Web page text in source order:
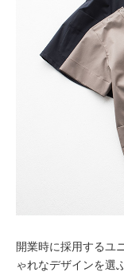
開業時に採用するユ
ゃれなデザインを選